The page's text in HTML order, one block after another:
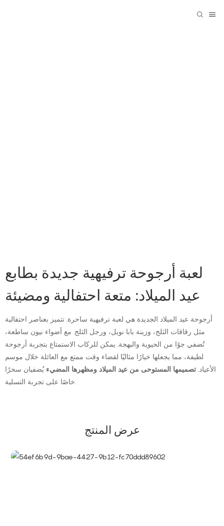
لعبة أرجوحة ترفيهية جديدة بطابع
عيد الميلاد: متعة احتفالية ومضيئة
أرجوحة عيد الميلاد الجديدة هي لعبة ترفيهية ساحرة. تتميز بعناصر احتفالية
مثل رقاقات الثلج، وزينة بابا نويل، ورجل الثلج. مع أضواء نيون ساطعة،
تُضفي جوًا من الحيوية والبهجة. يمكن للركاب الاستمتاع بتجربة أرجوحة
لطيفة، مما يجعلها خيارًا مثاليًا لقضاء وقت ممتع مع العائلة خلال موسم
الأعياد. تصميمها المستوحى من عيد الميلاد ومظهرها المضيء يُضفيان سحرًا
عرض المنتج